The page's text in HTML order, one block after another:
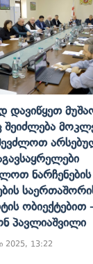
Დავიწყეთ
Ნარჩენების
Ობიექტებით -
Პავლიაშვილი
2025, 13:22